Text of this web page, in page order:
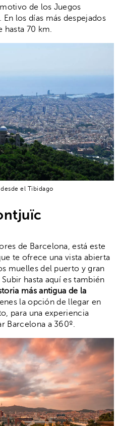
de los Juegos
los días más despejados
hasta 70 km.
el Tibidago
de Barcelona, está este
te ofrece una vista abierta
muelles del puerto y gran
hasta aquí es también
más antigua de la
la opción de llegar en
para una experiencia
Barcelona a 360º.